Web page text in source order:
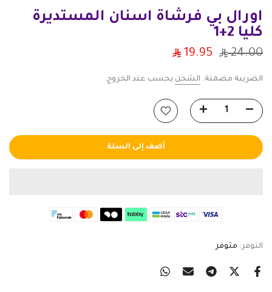
اورال بي فرشاة اسنان المستديرة
كليا 2+1
24.00
19.95
الضريبة مضمنة. الشحن يحسب عند الخروج.
أضف إلى السلة
التوفر: متوفر